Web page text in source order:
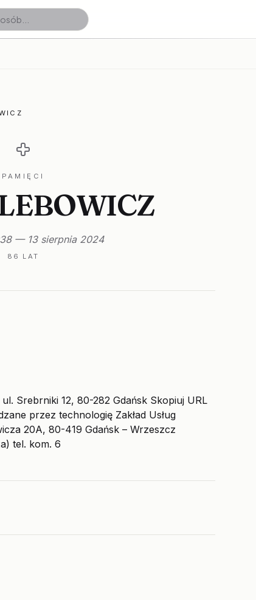
PAMIĘCI
— 13 sierpnia 2024
86 LAT
Srebrniki 12, 80-282 Gdańsk Skopiuj URL
przez technologię Zakład Usług
20A, 80-419 Gdańsk – Wrzeszcz
tel. kom. 6